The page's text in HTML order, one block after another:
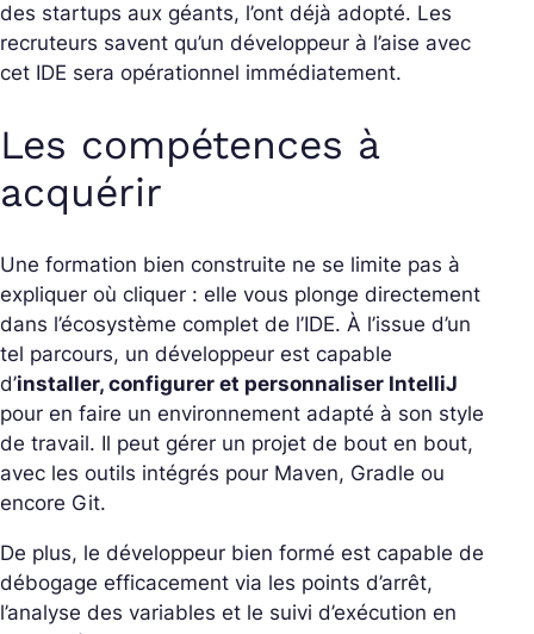
des startups aux géants, l’ont déjà adopté. Les
recruteurs savent qu’un développeur à l’aise avec
cet IDE sera opérationnel immédiatement.
Les compétences à
acquérir
Une formation bien construite ne se limite pas à
expliquer où cliquer : elle vous plonge directement
dans l’écosystème complet de l’IDE. À l’issue d’un
tel parcours, un développeur est capable
d’installer, configurer et personnaliser IntelliJ
pour en faire un environnement adapté à son style
de travail. Il peut gérer un projet de bout en bout,
avec les outils intégrés pour Maven, Gradle ou
encore Git.
De plus, le développeur bien formé est capable de
débogage efficacement via les points d’arrêt,
l’analyse des variables et le suivi d’exécution en